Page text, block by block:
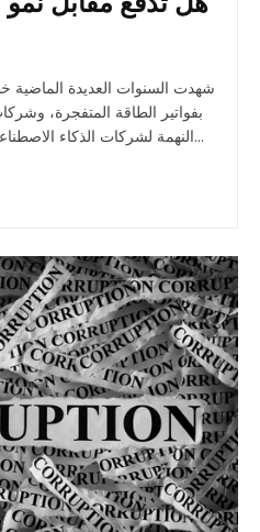
شهدت السنوات العديدة الماضية
بفواتير الطاقة المتفجرة،
النهمة لشركات الذكاء الاصطناعي الكبرى للحصول على المزيد...